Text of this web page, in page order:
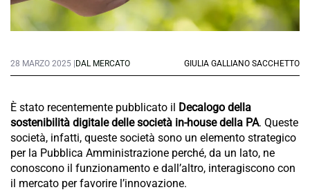
28 MARZO 2025 | DAL MERCATO GIULIA GALLIANO SACCHETTO
È stato recentemente pubblicato il Decalogo della
sostenibilità digitale delle società in-house della PA. Queste
società, infatti, queste società sono un elemento strategico
per la Pubblica Amministrazione perché, da un lato, ne
conoscono il funzionamento e dall’altro, interagiscono con
il mercato per favorire l’innovazione.